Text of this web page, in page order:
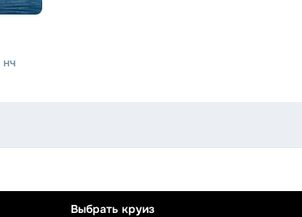
нч
Выбрать круиз